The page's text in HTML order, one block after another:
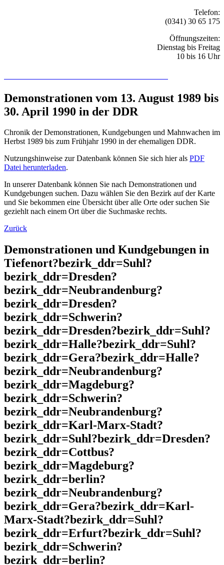
Telefon:
(0341) 30 65 175
Öffnungszeiten:
Dienstag bis Freitag
10 bis 16 Uhr
Demonstrationen vom 13. August 1989 bis
30. April 1990 in der DDR
Chronik der Demonstrationen, Kundgebungen und Mahnwachen im
Herbst 1989 bis zum Frühjahr 1990 in der ehemaligen DDR.
Nutzungshinweise zur Datenbank können Sie sich hier als PDF
Datei herunterladen.
In unserer Datenbank können Sie nach Demonstrationen und
Kundgebungen suchen. Dazu wählen Sie den Bezirk auf der Karte
und Sie bekommen eine Übersicht über alle Orte oder suchen Sie
geziehlt nach einem Ort über die Suchmaske rechts.
Zurück
Demonstrationen und Kundgebungen in
Tiefenort?bezirk_ddr=Suhl?
bezirk_ddr=Dresden?
bezirk_ddr=Neubrandenburg?
bezirk_ddr=Dresden?
bezirk_ddr=Schwerin?
bezirk_ddr=Dresden?bezirk_ddr=Suhl?
bezirk_ddr=Halle?bezirk_ddr=Suhl?
bezirk_ddr=Gera?bezirk_ddr=Halle?
bezirk_ddr=Neubrandenburg?
bezirk_ddr=Magdeburg?
bezirk_ddr=Schwerin?
bezirk_ddr=Neubrandenburg?
bezirk_ddr=Karl-Marx-Stadt?
bezirk_ddr=Suhl?bezirk_ddr=Dresden?
bezirk_ddr=Cottbus?
bezirk_ddr=Magdeburg?
bezirk_ddr=berlin?
bezirk_ddr=Neubrandenburg?
bezirk_ddr=Gera?bezirk_ddr=Karl-
Marx-Stadt?bezirk_ddr=Suhl?
bezirk_ddr=Erfurt?bezirk_ddr=Suhl?
bezirk_ddr=Schwerin?
bezirk_ddr=berlin?